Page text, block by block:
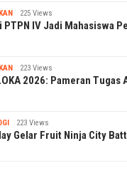
225 Views
PTPN IV Jadi Mahasiswa
223 Views
2026: Pameran
223 Views
Gelar Fruit Ninja City